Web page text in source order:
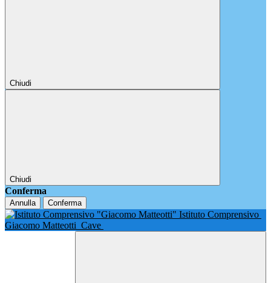
Chiudi
Chiudi
Conferma
Annulla Conferma
Istituto Comprensivo
Giacomo Matteotti Cave